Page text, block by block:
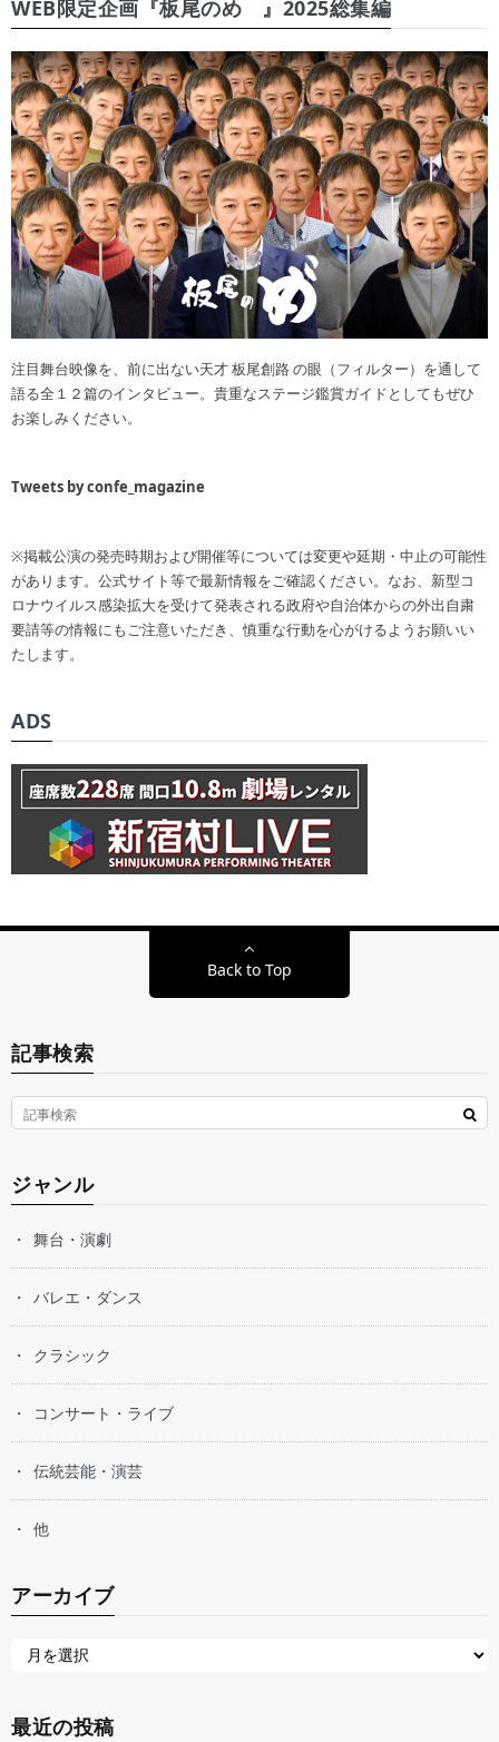
WEB限定企画『板尾のめ゙』2025総集編
注目舞台映像を、前に出ない天才 板尾創路 の眼（フィルター）を通して
語る全１２篇のインタビュー。貴重なステージ鑑賞ガイドとしてもぜひ
お楽しみください。
Tweets by confe_magazine
※掲載公演の発売時期および開催等については変更や延期・中止の可能性
があります。公式サイト等で最新情報をご確認ください。なお、新型コ
ロナウイルス感染拡大を受けて発表される政府や自治体からの外出自粛
要請等の情報にもご注意いただき、慎重な行動を心がけるようお願いい
たします。
ADS
Back to Top
記事検索
ジャンル
舞台・演劇
バレエ・ダンス
クラシック
コンサート・ライブ
伝統芸能・演芸
他
アーカイブ
最近の投稿